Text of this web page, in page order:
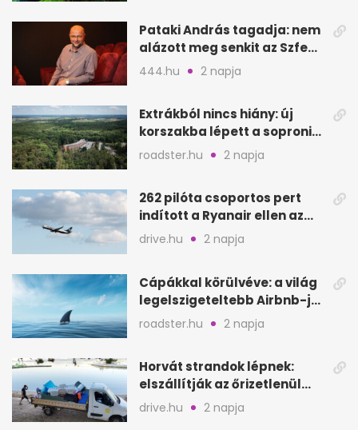
Pataki András tagadja: nem
alázott meg senkit az Szfe
felvételijén
444.hu 2 napja
Extrákból nincs hiány: új
korszakba lépett a soproni
Fagus Hotel
roadster.hu 2 napja
262 pilóta csoportos pert
indított a Ryanair ellen az
Egyesült Királyságban
drive.hu 2 napja
Cápákkal körülvéve: a világ
legelszigeteltebb Airbnb-je
a nyílt tengeren
roadster.hu 2 napja
Horvát strandok lépnek:
elszállítják az őrizetlenül
hagyott törölközőket
drive.hu 2 napja